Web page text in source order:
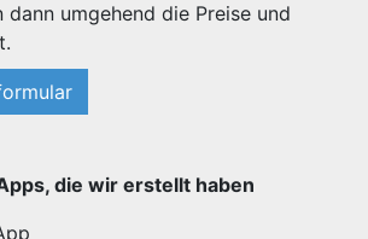
dann umgehend die Preise und
die wir erstellt haben